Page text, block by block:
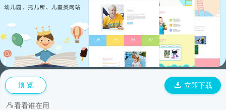
预 览 立即下载
看看谁在用